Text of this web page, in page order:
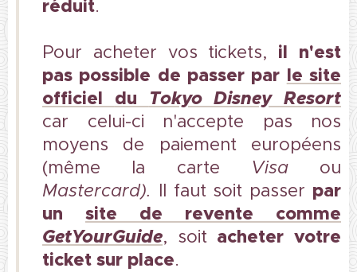
réduit.
Pour acheter vos tickets, il n'est
pas possible de passer par le site
officiel du Tokyo Disney Resort
car celui-ci n'accepte pas nos
moyens de paiement européens
(même la carte Visaou
Mastercard). Il faut soit passer par
un site de revente comme
GetYourGuide, soit acheter votre
ticket sur place.